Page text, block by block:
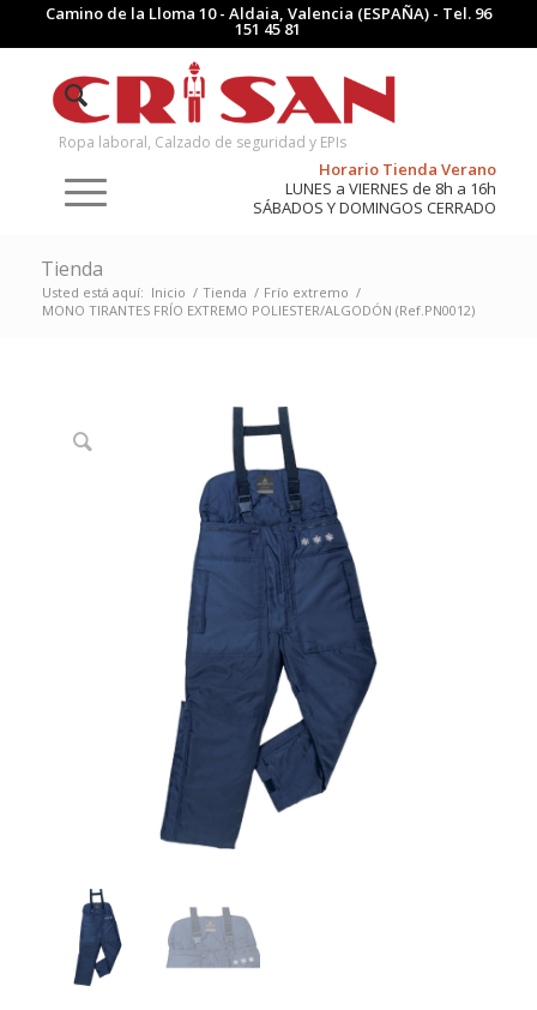
Camino de la Lloma 10 - Aldaia, Valencia (ESPAÑA) - Tel. 96
151 45 81
Ropa laboral, Calzado de seguridad y EPIs
Horario Tienda Verano
LUNES a VIERNES de 8h a 16h
SÁBADOS Y DOMINGOS CERRADO
Tienda
Usted está aquí: Inicio / Tienda / Frío extremo /
MONO TIRANTES FRÍO EXTREMO POLIESTER/ALGODÓN (Ref.PN0012)